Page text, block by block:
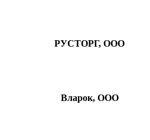
РУСТОРГ, ООО
Вларок, ООО